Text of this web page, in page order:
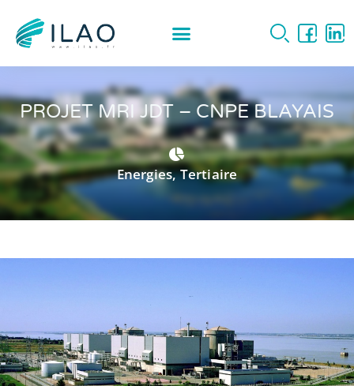
PROJET MRI JDT – CNPE BLAYAIS
Energies,Tertiaire